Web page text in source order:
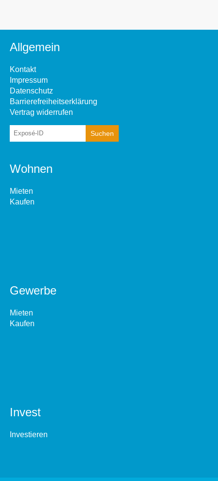
Allgemein
Kontakt
Impressum
Datenschutz
Barrierefreiheitserklärung
Vertrag widerrufen
Wohnen
Mieten
Kaufen
Gewerbe
Mieten
Kaufen
Invest
Investieren